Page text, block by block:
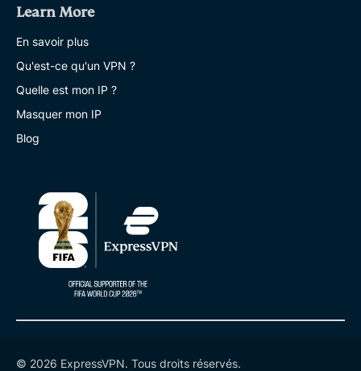
Learn More
En savoir plus
Qu'est-ce qu'un VPN ?
Quelle est mon IP ?
Masquer mon IP
Blog
© 2026 ExpressVPN. Tous droits réservés.